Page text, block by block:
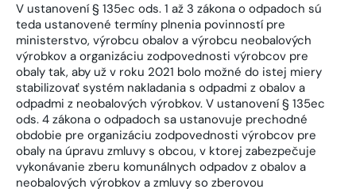
V ustanovení § 135ec ods. 1 až 3 zákona o odpadoch sú
teda ustanovené termíny plnenia povinností pre
ministerstvo, výrobcu obalov a výrobcu neobalových
výrobkov a organizáciu zodpovednosti výrobcov pre
obaly tak, aby už v roku 2021 bolo možné do istej miery
stabilizovať systém nakladania s odpadmi z obalov a
odpadmi z neobalových výrobkov. V ustanovení § 135ec
ods. 4 zákona o odpadoch sa ustanovuje prechodné
obdobie pre organizáciu zodpovednosti výrobcov pre
obaly na úpravu zmluvy s obcou, v ktorej zabezpečuje
vykonávanie zberu komunálnych odpadov z obalov a
neobalových výrobkov a zmluvy so zberovou